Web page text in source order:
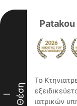
I Θέση
Patakou
Το
ιατρικών